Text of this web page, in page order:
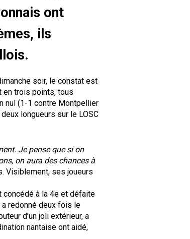
ont
ils
soir, le constat est
en trois points, tous
nul (1-1 contre Montpellier
longueurs sur le LOSC
Je pense que si on
on aura des chances à
Visiblement, ses joueurs
concédé à la 4e et défaite
redonné deux fois le
d’un joli extérieur, a
nantaise ont aidé,